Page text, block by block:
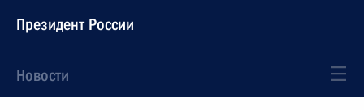
Президент России
Новости